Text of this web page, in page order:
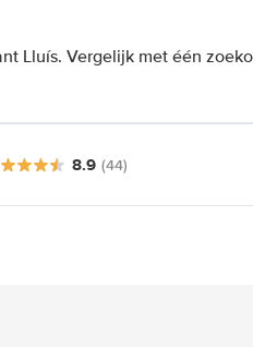
Lluís. Vergelijk met één
8.9 (44)